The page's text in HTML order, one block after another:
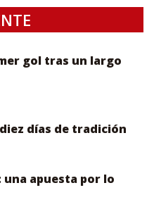
gol tras un largo
días de tradición
una apuesta por lo